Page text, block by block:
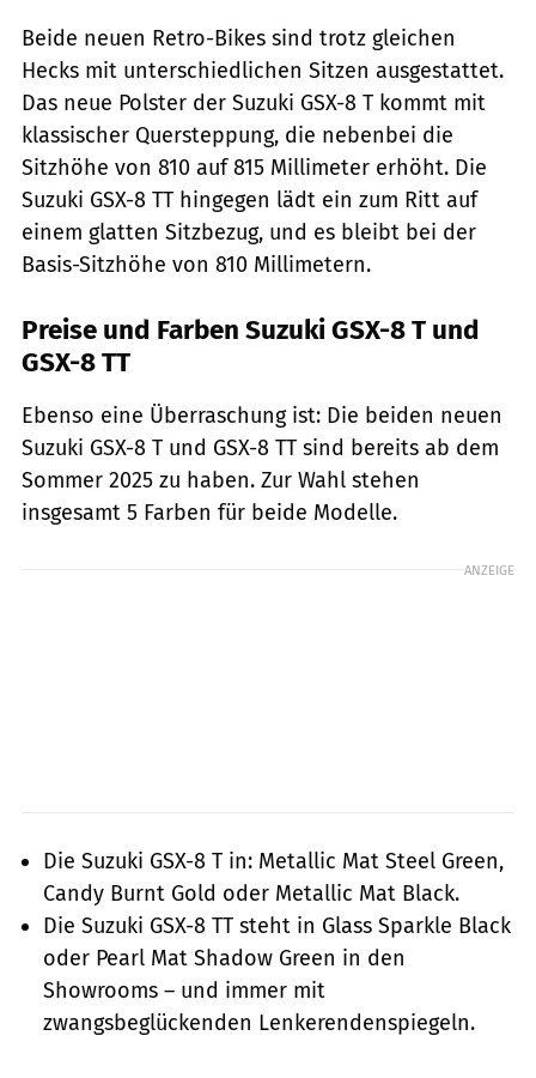
Beide neuen Retro-Bikes sind trotz gleichen
Hecks mit unterschiedlichen Sitzen ausgestattet.
Das neue Polster der Suzuki GSX-8 T kommt mit
klassischer Quersteppung, die nebenbei die
Sitzhöhe von 810 auf 815 Millimeter erhöht. Die
Suzuki GSX-8 TT hingegen lädt ein zum Ritt auf
einem glatten Sitzbezug, und es bleibt bei der
Basis-Sitzhöhe von 810 Millimetern.
Preise und Farben Suzuki GSX-8 T und
GSX-8 TT
Ebenso eine Überraschung ist: Die beiden neuen
Suzuki GSX-8 T und GSX-8 TT sind bereits ab dem
Sommer 2025 zu haben. Zur Wahl stehen
insgesamt 5 Farben für beide Modelle.
ANZEIGE
Die Suzuki GSX-8 T in: Metallic Mat Steel Green,
Candy Burnt Gold oder Metallic Mat Black.
Die Suzuki GSX-8 TT steht in Glass Sparkle Black
oder Pearl Mat Shadow Green in den
Showrooms – und immer mit
zwangsbeglückenden Lenkerendenspiegeln.